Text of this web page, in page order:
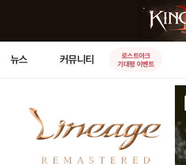
뉴스 커뮤니티
로스트아크
기대평 이벤트